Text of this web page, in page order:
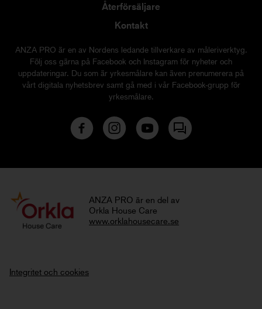
Återförsäljare
Kontakt
ANZA PRO är en av Nordens ledande tillverkare av måleriverktyg.
Följ oss gärna på Facebook och Instagram för nyheter och
uppdateringar. Du som är yrkesmålare kan även prenumerera på
vårt digitala nyhetsbrev samt gå med i vår Facebook-grupp för
yrkesmålare.
ANZA PRO är en del av
Orkla House Care
www.orklahousecare.se
Integritet och cookies